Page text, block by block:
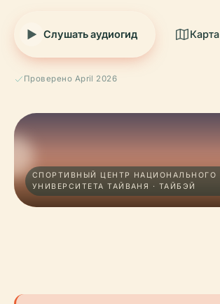
Слушать аудиогид Карта
Проверено April 2026
СПОРТИВНЫЙ ЦЕНТР НАЦИОНАЛЬНОГО
УНИВЕРСИТЕТА ТАЙВАНЯ · ТАЙБЭЙ